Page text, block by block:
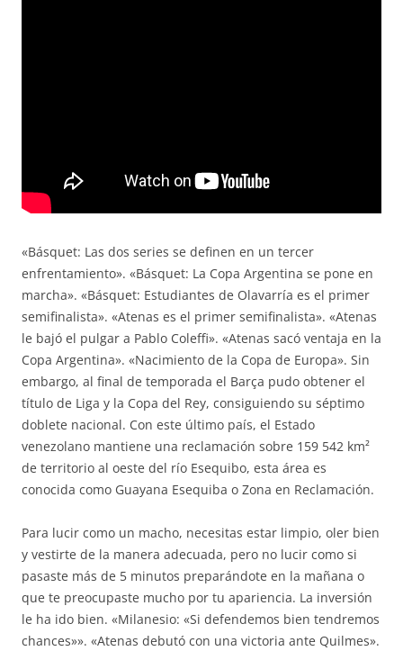
«Básquet: Las dos series se definen en un tercer
enfrentamiento». «Básquet: La Copa Argentina se pone en
marcha». «Básquet: Estudiantes de Olavarría es el primer
semifinalista». «Atenas es el primer semifinalista». «Atenas
le bajó el pulgar a Pablo Coleffi». «Atenas sacó ventaja en la
Copa Argentina». «Nacimiento de la Copa de Europa». Sin
embargo, al final de temporada el Barça pudo obtener el
título de Liga y la Copa del Rey, consiguiendo su séptimo
doblete nacional. Con este último país, el Estado
venezolano mantiene una reclamación sobre 159 542 km²
de territorio al oeste del río Esequibo, esta área es
conocida como Guayana Esequiba o Zona en Reclamación.
Para lucir como un macho, necesitas estar limpio, oler bien
y vestirte de la manera adecuada, pero no lucir como si
pasaste más de 5 minutos preparándote en la mañana o
que te preocupaste mucho por tu apariencia. La inversión
le ha ido bien. «Milanesio: «Si defendemos bien tendremos
chances»». «Atenas debutó con una victoria ante Quilmes».